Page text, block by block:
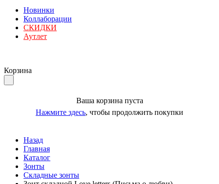
Новинки
Коллаборации
СКИДКИ
Аутлет
Корзина
Ваша корзина пуста
Нажмите здесь, чтобы продолжить покупки
Назад
Главная
Каталог
Зонты
Складные зонты